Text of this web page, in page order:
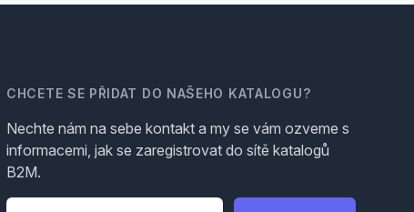
CHCETE SE PŘIDAT DO NAŠEHO KATALOGU?
Nechte nám na sebe kontakt a my se vám ozveme s
informacemi, jak se zaregistrovat do sítě katalogů
B2M.
Telefon